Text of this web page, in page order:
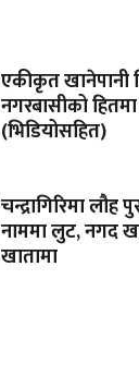
एकीकृत खानेपानी
नगरबासीको हितमा
(भिडियोसहित)
चन्द्रागिरिमा
नाममा लुट, नगद
खातामा